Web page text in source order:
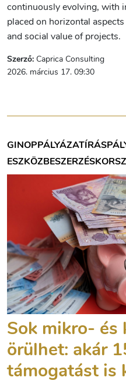
continuously evolving, with
placed on horizontal
and social value of projects.
Szerző: Caprica Consulting
2026. március 17. 09:30
GINOPPÁLYÁZATÍRÁS
ESZKÖZBESZERZÉS
Sok mikro- és
örülhet: akár
támogatást is